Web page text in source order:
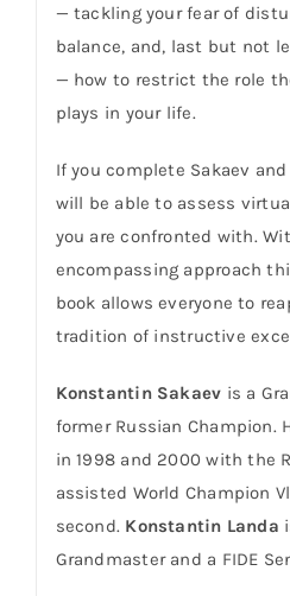
— tackling your fear of
balance, and, last but not
— how to restrict the role
plays in your life.
If you complete Sakaev and
will be able to assess
you are confronted with.
encompassing approach
book allows everyone to
tradition of instructive
Konstantin Sakaev is a
former Russian Champion.
in 1998 and 2000 with the
assisted World Champion
second. Konstantin Landa
Grandmaster and a FIDE